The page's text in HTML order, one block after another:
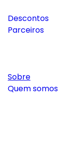
Descontos
Parceiros
Sobre
Quem somos